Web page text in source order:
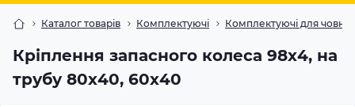
Каталог товарів Комплектуючі Комплектуючі для
Кріплення запасного колеса 98х4, на
трубу 80х40, 60х40